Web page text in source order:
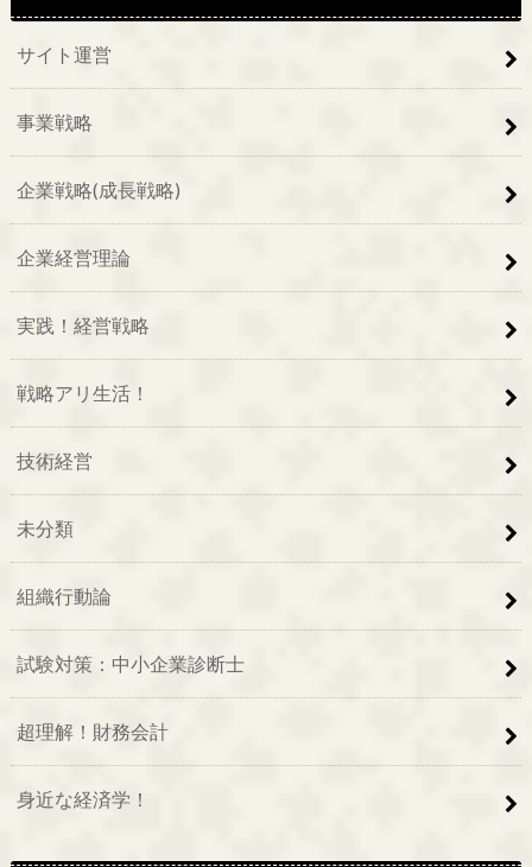
サイト運営
事業戦略
企業戦略(成長戦略)
企業経営理論
実践！経営戦略
戦略アリ生活！
技術経営
未分類
組織行動論
試験対策：中小企業診断士
超理解！財務会計
身近な経済学！